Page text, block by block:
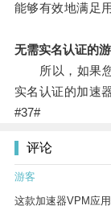
能够有效地满足
无需实名认证的
所以，如果您
实名认证的加速
#37#
评论
游客
这款加速器VPM应